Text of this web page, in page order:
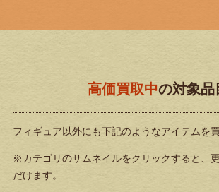
高価買取中の対象品
フィギュア以外にも下記のようなアイテムを
※カテゴリのサムネイルをクリックすると、
だけます。